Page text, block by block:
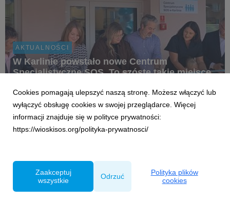
AKTUALNOŚCI
W Karlinie powstało nowe Centrum
Specjalistyczne SOS. To szóste takie miejsce
8 czerwca 2026
2 czerwca w Karlinie, na terenie SOS Wioski Dziecięcej,
uruchomiono nowoczesne miejsce wsparcia, w którym dzieci i
młodzież będą mogły skorzystać z bezpłatnej, kompleksowej
Cookies pomagają ulepszyć naszą stronę. Możesz włączyć lub
wyłączyć obsługę cookies w swojej przeglądarce. Więcej
informacji znajduje się w polityce prywatności:
https://wioskisos.org/polityka-prywatnosci/
Zaakceptuj
wszystkie
Odrzuć
Polityka plików
cookies